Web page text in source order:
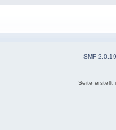
SMF 2.0.19
Seite erstellt